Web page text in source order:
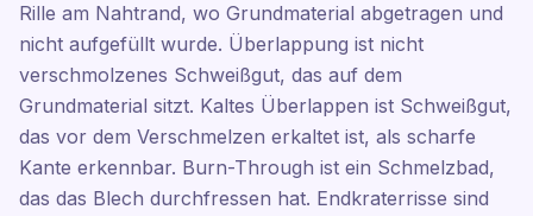
Rille am Nahtrand, wo Grundmaterial abgetragen und
nicht aufgefüllt wurde. Überlappung ist nicht
verschmolzenes Schweißgut, das auf dem
Grundmaterial sitzt. Kaltes Überlappen ist Schweißgut,
das vor dem Verschmelzen erkaltet ist, als scharfe
Kante erkennbar. Burn-Through ist ein Schmelzbad,
das das Blech durchfressen hat. Endkraterrisse sind